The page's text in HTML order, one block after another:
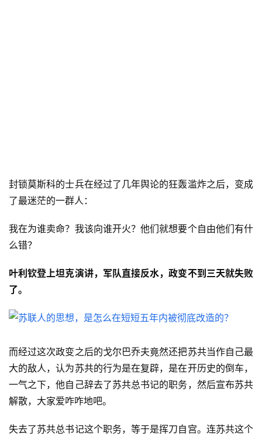
封锁莫斯科的士兵在经过了几年舆论的狂轰滥炸之后，变成
了最迷茫的一群人：
我在为谁卖命？我该向谁开火？他们就想要个自由他们有什
么错？
叶利钦登上坦克演讲，军队直接反水，政变不到三天就失败
了。
而经过这次政变之后的戈尔巴乔夫竟然还把苏共当作自己最
大的敌人，认为苏共的行为是在复辟，是在开历史的倒车，
一气之下，他自己辞去了苏共总书记的职务，然后宣布苏共
解散，大家爱咋咋地吧。
失去了苏共总书记这个职务，等于是挥刀自宫。连苏共这个